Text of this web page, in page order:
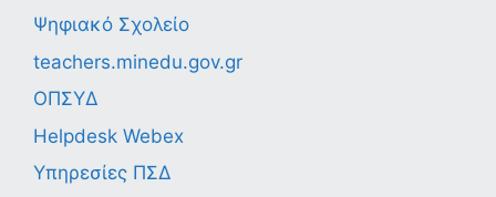
Ψηφιακό Σχολείο
teachers.minedu.gov.gr
ΟΠΣΥΔ
Helpdesk Webex
Υπηρεσίες ΠΣΔ